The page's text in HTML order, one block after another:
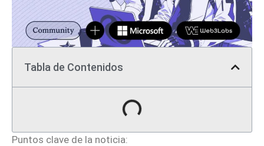
Tabla de Contenidos
Puntos clave de la noticia: